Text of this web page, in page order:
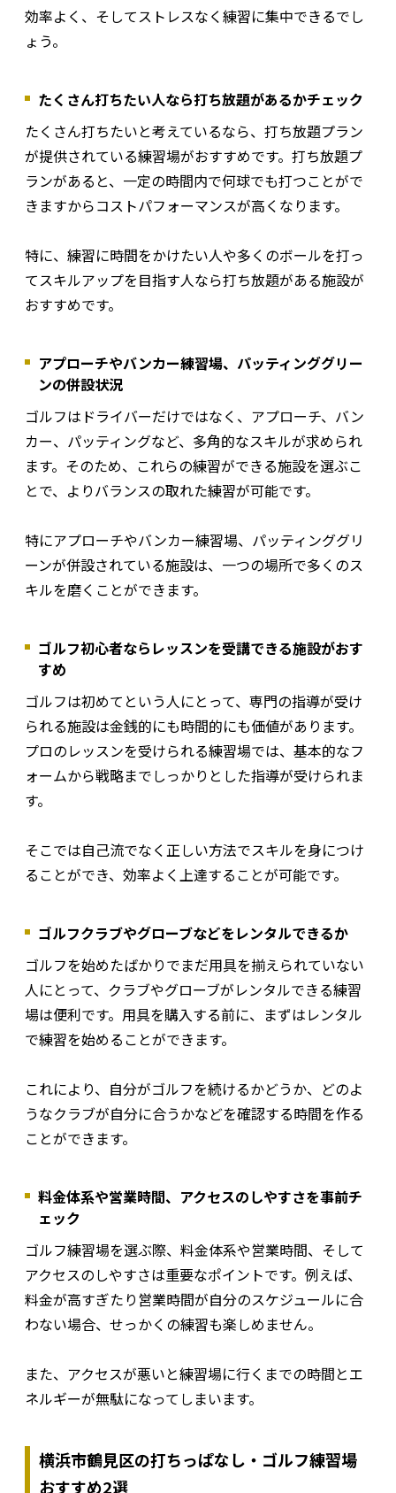
効率よく、そしてストレスなく練習に集中できるでし
ょう。
たくさん打ちたい人なら打ち放題があるかチェック
たくさん打ちたいと考えているなら、打ち放題プラン
が提供されている練習場がおすすめです。打ち放題プ
ランがあると、一定の時間内で何球でも打つことがで
きますからコストパフォーマンスが高くなります。
特に、練習に時間をかけたい人や多くのボールを打っ
てスキルアップを目指す人なら打ち放題がある施設が
おすすめです。
アプローチやバンカー練習場、パッティンググリー
ンの併設状況
ゴルフはドライバーだけではなく、アプローチ、バン
カー、パッティングなど、多角的なスキルが求められ
ます。そのため、これらの練習ができる施設を選ぶこ
とで、よりバランスの取れた練習が可能です。
特にアプローチやバンカー練習場、パッティンググリ
ーンが併設されている施設は、一つの場所で多くのス
キルを磨くことができます。
ゴルフ初心者ならレッスンを受講できる施設がおす
すめ
ゴルフは初めてという人にとって、専門の指導が受け
られる施設は金銭的にも時間的にも価値があります。
プロのレッスンを受けられる練習場では、基本的なフ
ォームから戦略までしっかりとした指導が受けられま
す。
そこでは自己流でなく正しい方法でスキルを身につけ
ることができ、効率よく上達することが可能です。
ゴルフクラブやグローブなどをレンタルできるか
ゴルフを始めたばかりでまだ用具を揃えられていない
人にとって、クラブやグローブがレンタルできる練習
場は便利です。用具を購入する前に、まずはレンタル
で練習を始めることができます。
これにより、自分がゴルフを続けるかどうか、どのよ
うなクラブが自分に合うかなどを確認する時間を作る
ことができます。
料金体系や営業時間、アクセスのしやすさを事前チ
ェック
ゴルフ練習場を選ぶ際、料金体系や営業時間、そして
アクセスのしやすさは重要なポイントです。例えば、
料金が高すぎたり営業時間が自分のスケジュールに合
わない場合、せっかくの練習も楽しめません。
また、アクセスが悪いと練習場に行くまでの時間とエ
ネルギーが無駄になってしまいます。
横浜市鶴見区の打ちっぱなし・ゴルフ練習場
おすすめ2選